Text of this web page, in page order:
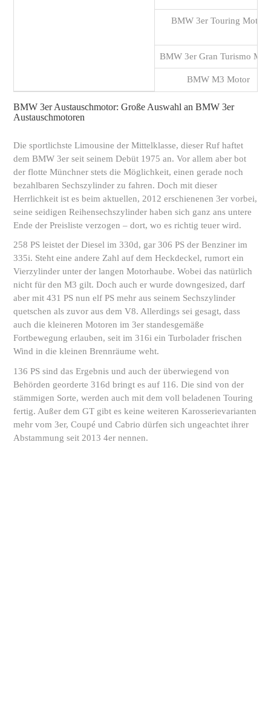
BMW 3er Touring Motor
BMW 3er Gran Turismo
BMW M3 Motor
BMW 3er Austauschmotor: Große Auswahl an BMW 3er
Austauschmotoren
Die sportlichste Limousine der Mittelklasse, dieser Ruf haftet
dem BMW 3er seit seinem Debüt 1975 an. Vor allem aber bot
der flotte Münchner stets die Möglichkeit, einen gerade noch
bezahlbaren Sechszylinder zu fahren. Doch mit dieser
Herrlichkeit ist es beim aktuellen, 2012 erschienenen 3er vorbei,
seine seidigen Reihensechszylinder haben sich ganz ans untere
Ende der Preisliste verzogen – dort, wo es richtig teuer wird.
258 PS leistet der Diesel im 330d, gar 306 PS der Benziner im
335i. Steht eine andere Zahl auf dem Heckdeckel, rumort ein
Vierzylinder unter der langen Motorhaube. Wobei das natürlich
nicht für den M3 gilt. Doch auch er wurde downgesized, darf
aber mit 431 PS nun elf PS mehr aus seinem Sechszylinder
quetschen als zuvor aus dem V8. Allerdings sei gesagt, dass
auch die kleineren Motoren im 3er standesgemäße
Fortbewegung erlauben, seit im 316i ein Turbolader frischen
Wind in die kleinen Brennräume weht.
136 PS sind das Ergebnis und auch der überwiegend von
Behörden georderte 316d bringt es auf 116. Die sind von der
stämmigen Sorte, werden auch mit dem voll beladenen Touring
fertig. Außer dem GT gibt es keine weiteren Karosserievarianten
mehr vom 3er, Coupé und Cabrio dürfen sich ungeachtet ihrer
Abstammung seit 2013 4er nennen.